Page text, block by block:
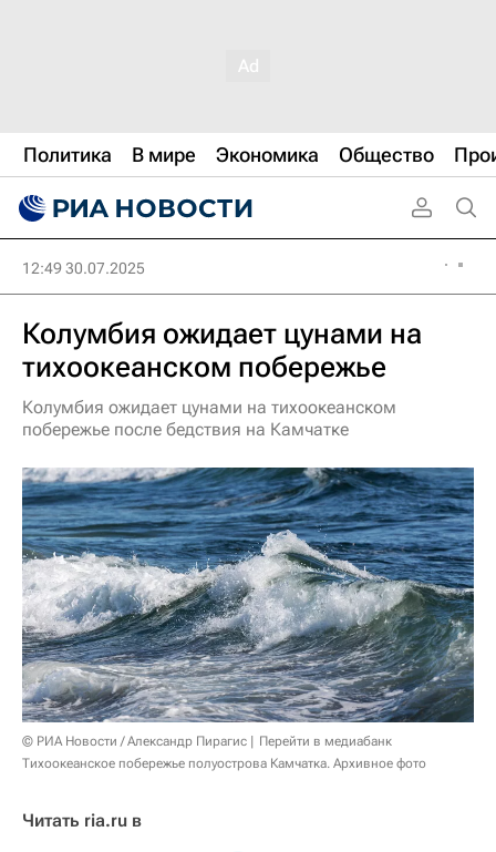
Политика В мире Экономика Общество
12:49 30.07.2025
Колумбия ожидает цунами на
тихоокеанском побережье
Колумбия ожидает цунами на тихоокеанском
побережье после бедствия на Камчатке
© РИА Новости / Александр Пирагис
Перейти в медиабанк
Тихоокеанское побережье полуострова Камчатка. Архивное фото
Читать ria.ru в